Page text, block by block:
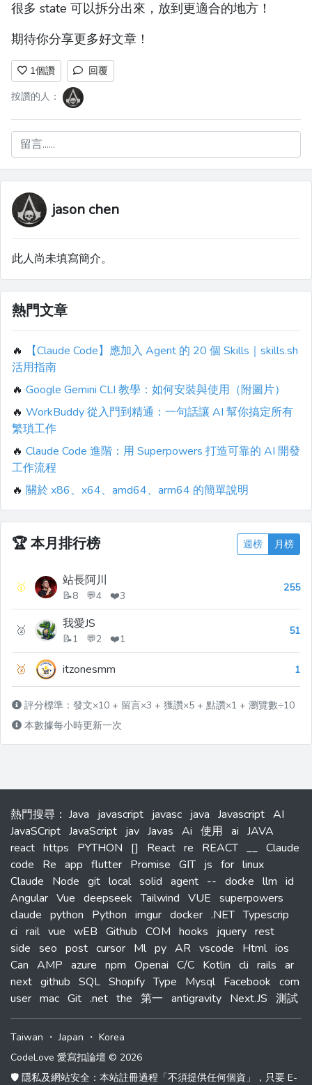
很多 state 可以拆分出來，放到更適合的地方！
期待你分享更多好文章！
1個讚
回覆
按讚的人：
留言......
jason chen
此人尚未填寫簡介。
熱門文章
🔥
【Claude Code】應加入 Agent 的 20 個 Skills｜skills.sh
活用指南
🔥 Google Gemini CLI 教學：如何安裝與使用（附圖片）
🔥 WorkBuddy 從入門到精通：一句話讓 AI 幫你搞定所有
繁瑣工作
🔥 Claude Code 進階：用 Superpowers 打造可靠的 AI 開發
工作流程
🔥 關於 x86、x64、amd64、arm64 的簡單說明
🏆本月排行榜 週榜 月榜
🥇 站長阿川
📝8 💬4 ❤️3
255
🥈 我愛JS
📝1 💬2 ❤️1
51
🥉 itzonesmm 1
評分標準：發文×10 + 留言×3 + 獲讚×5 + 點讚×1 + 瀏覽數÷10
本數據每小時更新一次
熱門搜尋 ： Java javascript javasc java Javascript AI
JavaSCript JavaScript jav Javas Ai 使用 ai JAVA
react https PYTHON [] React re REACT __ Claude
code
Re app flutter Promise GIT js for linux
Claude
Node git local solid agent -- docke llm id
Angular Vue deepseek Tailwind VUE superpowers
claude python Python imgur docker .NET Typescrip
ci rail vue wEB Github COM hooks jquery rest
side seo post cursor Ml py AR vscode Html ios
Can AMP azure npm Openai C/C Kotlin cli rails ar
next github SQL Shopify Type Mysql Facebook com
user mac Git .net the 第一 antigravity Next.JS 測試
Taiwan ・Japan ・ Korea
CodeLove 愛寫扣論壇 © 2026
🛡️ 隱私及網站安全：本站註冊過程「不須提供任何個資」，只要 E-